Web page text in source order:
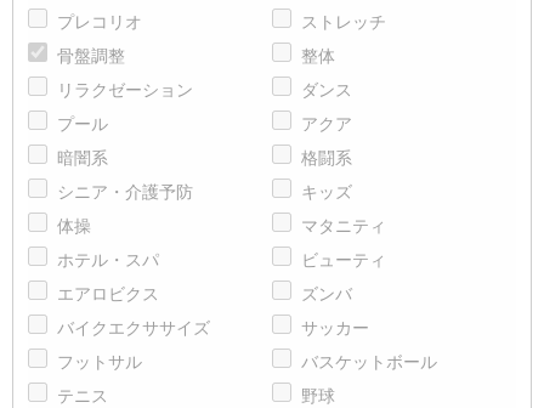
プレコリオ
ストレッチ
骨盤調整
整体
リラクゼーション
ダンス
プール
アクア
暗闇系
格闘系
シニア・介護予防
キッズ
体操
マタニティ
ホテル・スパ
ビューティ
エアロビクス
ズンバ
バイクエクササイズ
サッカー
フットサル
バスケットボール
テニス
野球